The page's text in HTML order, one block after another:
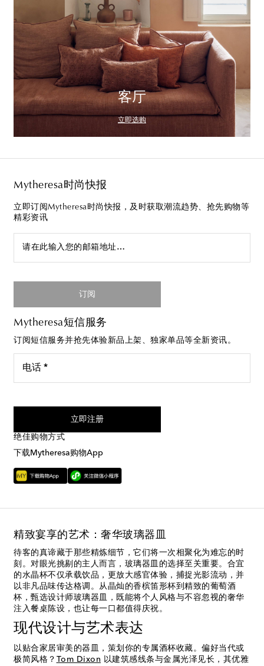
客厅
立即选购
Mytheresa时尚快报
立即订阅Mytheresa时尚快报，及时获取潮流趋势、抢先购物等
精彩资讯
请在此输入您的邮箱地址…
订阅
Mytheresa短信服务
订阅短信服务并抢先体验新品上架、独家单品等全新资讯。
电话 *
立即注册
绝佳购物方式
下载Mytheresa购物App
精致宴享的艺术：奢华玻璃器皿
待客的真谛藏于那些精炼细节，它们将一次相聚化为难忘的时
刻。对眼光挑剔的主人而言，玻璃器皿的选择至关重要。合宜
的水晶杯不仅承载饮品，更放大感官体验，捕捉光影流动，并
以非凡品味传达格调。从晶灿的香槟笛形杯到精致的葡萄酒
杯，甄选设计师玻璃器皿，既能将个人风格与不容忽视的奢华
注入餐桌陈设，也让每一口都值得庆祝。
现代设计与艺术表达
以贴合家居审美的器皿，策划你的专属酒杯收藏。偏好当代或
极简风格？ Tom Dixon 以建筑感线条与金属光泽见长，其优雅